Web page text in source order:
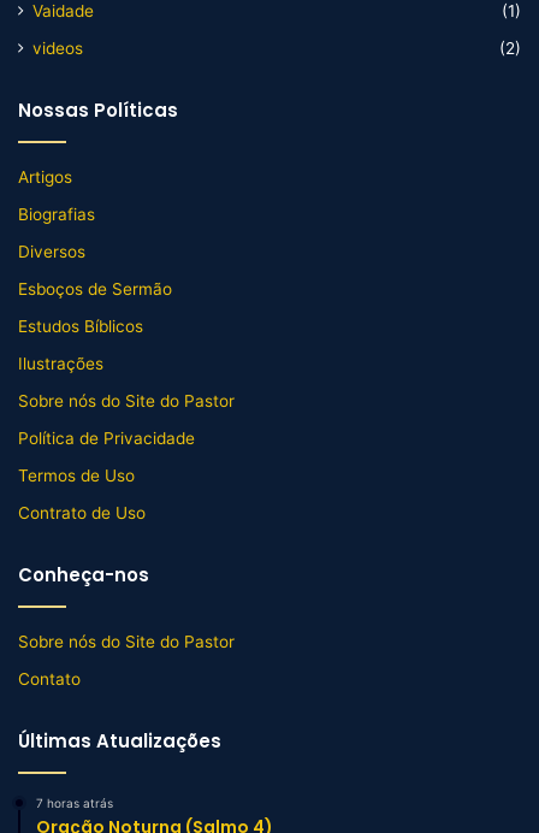
Vaidade
(1)
videos
(2)
Nossas Políticas
Artigos
Biografias
Diversos
Esboços de Sermão
Estudos Bíblicos
Ilustrações
Sobre nós do Site do Pastor
Política de Privacidade
Termos de Uso
Contrato de Uso
Conheça-nos
Sobre nós do Site do Pastor
Contato
Últimas Atualizações
7 horas atrás
Oração Noturna (Salmo 4)